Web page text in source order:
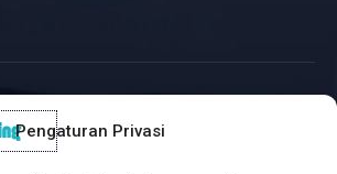
Pengaturan Privasi